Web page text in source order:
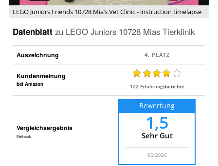
timelapse
LEGO Juniors Friends 10728 Mia’s Vet Clinic - instruction timelapse
Datenblatt zu LEGO Juniors 10728 Mias Tierklinik
Auszeichnung
Kundenmeinung
bei Amazon 122 Erfahrungsberichte
Vergleichsergebnis
Methodik
Bewertung
1,5
Sehr Gut
05/2026